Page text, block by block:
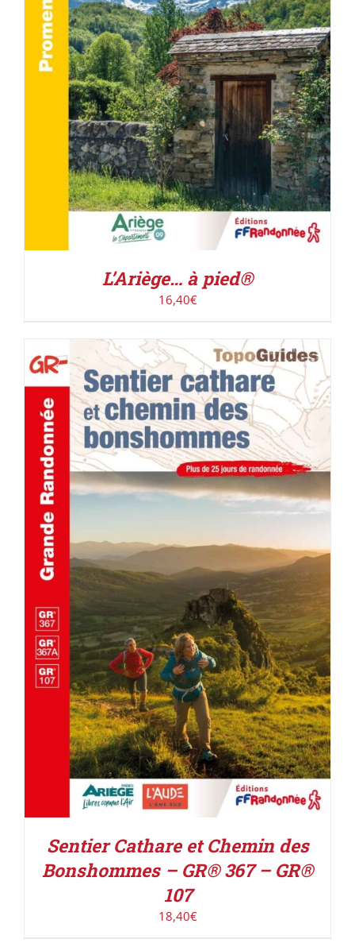
AJOUTER AU PANIER / DÉTAILS
L’Ariège… à pied®
16,40€
ACHETER LE PRODUIT DÉTAILS
Sentier Cathare et Chemin des
Bonshommes – GR® 367 – GR®
107
18,40€